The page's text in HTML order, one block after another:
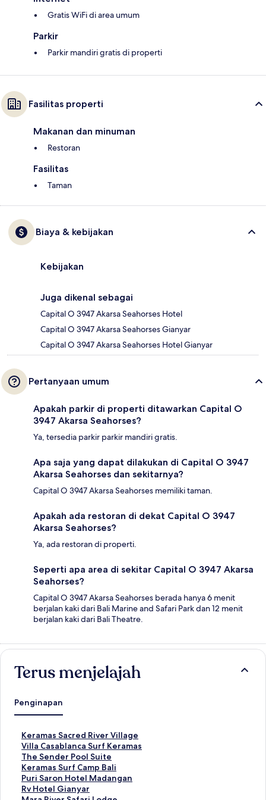
Gratis WiFi di area umum
Parkir
Parkir mandiri gratis di properti
Fasilitas properti
Makanan dan minuman
Restoran
Fasilitas
Taman
Biaya & kebijakan
Kebijakan
Juga dikenal sebagai
Capital O 3947 Akarsa Seahorses Hotel
Capital O 3947 Akarsa Seahorses Gianyar
Capital O 3947 Akarsa Seahorses Hotel Gianyar
Pertanyaan umum
Apakah parkir di properti ditawarkan Capital O
3947 Akarsa Seahorses?
Ya, tersedia parkir parkir mandiri gratis.
Apa saja yang dapat dilakukan di Capital O 3947
Akarsa Seahorses dan sekitarnya?
Capital O 3947 Akarsa Seahorses memiliki taman.
Apakah ada restoran di dekat Capital O 3947
Akarsa Seahorses?
Ya, ada restoran di properti.
Seperti apa area di sekitar Capital O 3947 Akarsa
Seahorses?
Capital O 3947 Akarsa Seahorses berada hanya 6 menit
berjalan kaki dari Bali Marine and Safari Park dan 12 menit
berjalan kaki dari Bali Theatre.
Terus menjelajah
Penginapan
Keramas Sacred River Village
T
a
u
t
a
n
Villa Casablanca Surf Keramas
T
a
u
t
a
The Sender Pool Suite
T
a
u
t
Keramas Surf Camp Bali
T
a
u
Puri Saron Hotel Madangan
T
a
Rv Hotel Gianyar
T